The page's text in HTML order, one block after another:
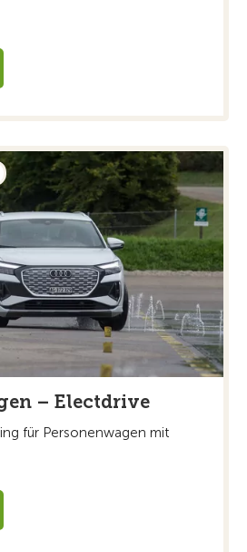
– Electdrive
für Personenwagen mit